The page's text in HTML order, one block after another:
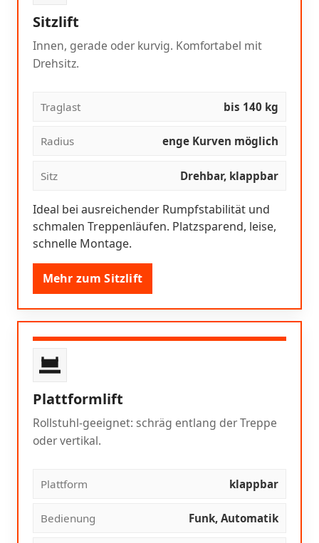
Sitzlift
Innen, gerade oder kurvig. Komfortabel mit
Drehsitz.
Traglast bis 140 kg
Radius enge Kurven möglich
Sitz Drehbar, klappbar
Ideal bei ausreichender Rumpfstabilität und
schmalen Treppenläufen. Platzsparend, leise,
schnelle Montage.
Mehr zum Sitzlift
Plattformlift
Rollstuhl-geeignet: schräg entlang der Treppe
oder vertikal.
Plattform klappbar
Bedienung Funk, Automatik